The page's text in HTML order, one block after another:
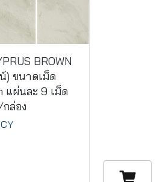
BROWN
) ขนาดเม็ด
แผ่นละ 9 เม็ด
ล่อง